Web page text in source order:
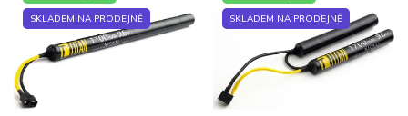
p
s
p
r
SKLADEM NA PRODEJNĚ SKLADEM NA PRODEJNĚ